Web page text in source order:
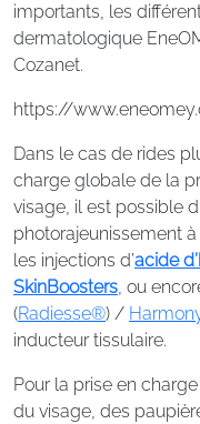
importants, les
dermatologique
Cozanet.
https://
Dans le cas de rides
charge globale de la
visage, il est possible
photorajeunissement
les injections d’acide
SkinBoosters, ou
(Radiesse®) /
inducteur tissulaire.
Pour la prise en
du visage, des